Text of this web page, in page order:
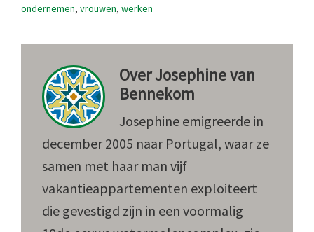
ondernemen, vrouwen, werken
OverJosephine van
Bennekom
Josephine emigreerde in
december 2005 naar Portugal, waar ze
samen met haar man vijf
vakantieappartementen exploiteert
die gevestigd zijn in een voormalig